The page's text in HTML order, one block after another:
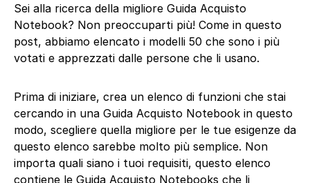
Sei alla ricerca della migliore Guida Acquisto
Notebook? Non preoccuparti più! Come in questo
post, abbiamo elencato i modelli 50 che sono i più
votati e apprezzati dalle persone che li usano.
Prima di iniziare, crea un elenco di funzioni che stai
cercando in una Guida Acquisto Notebook in questo
modo, scegliere quella migliore per le tue esigenze da
questo elenco sarebbe molto più semplice. Non
importa quali siano i tuoi requisiti, questo elenco
contiene le Guida Acquisto Notebooks che li